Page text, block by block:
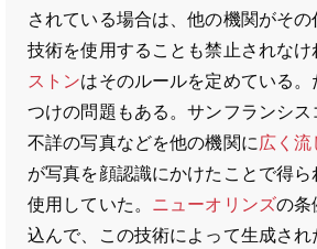
されている場合は、他の機関がそ
技術を使用することも禁止されな
ストンはそのルールを定めている
つけの問題もある。サンフランシ
不詳の写真などを他の機関に広く流
が写真を顔認識にかけたことで得
使用していた。 ニューオリンズの条
込んで、この技術によって生成され